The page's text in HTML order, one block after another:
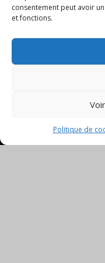
consentement peut avoir
et fonctions.
Politique de
Le groupe
le placent
« cycle de